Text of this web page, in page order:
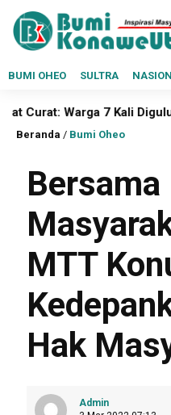
BUMI OHEO SULTRA
7 Kali Digulung Maling,
Beranda / Bumi Oheo
Bersama
MTT
Hak
Admin